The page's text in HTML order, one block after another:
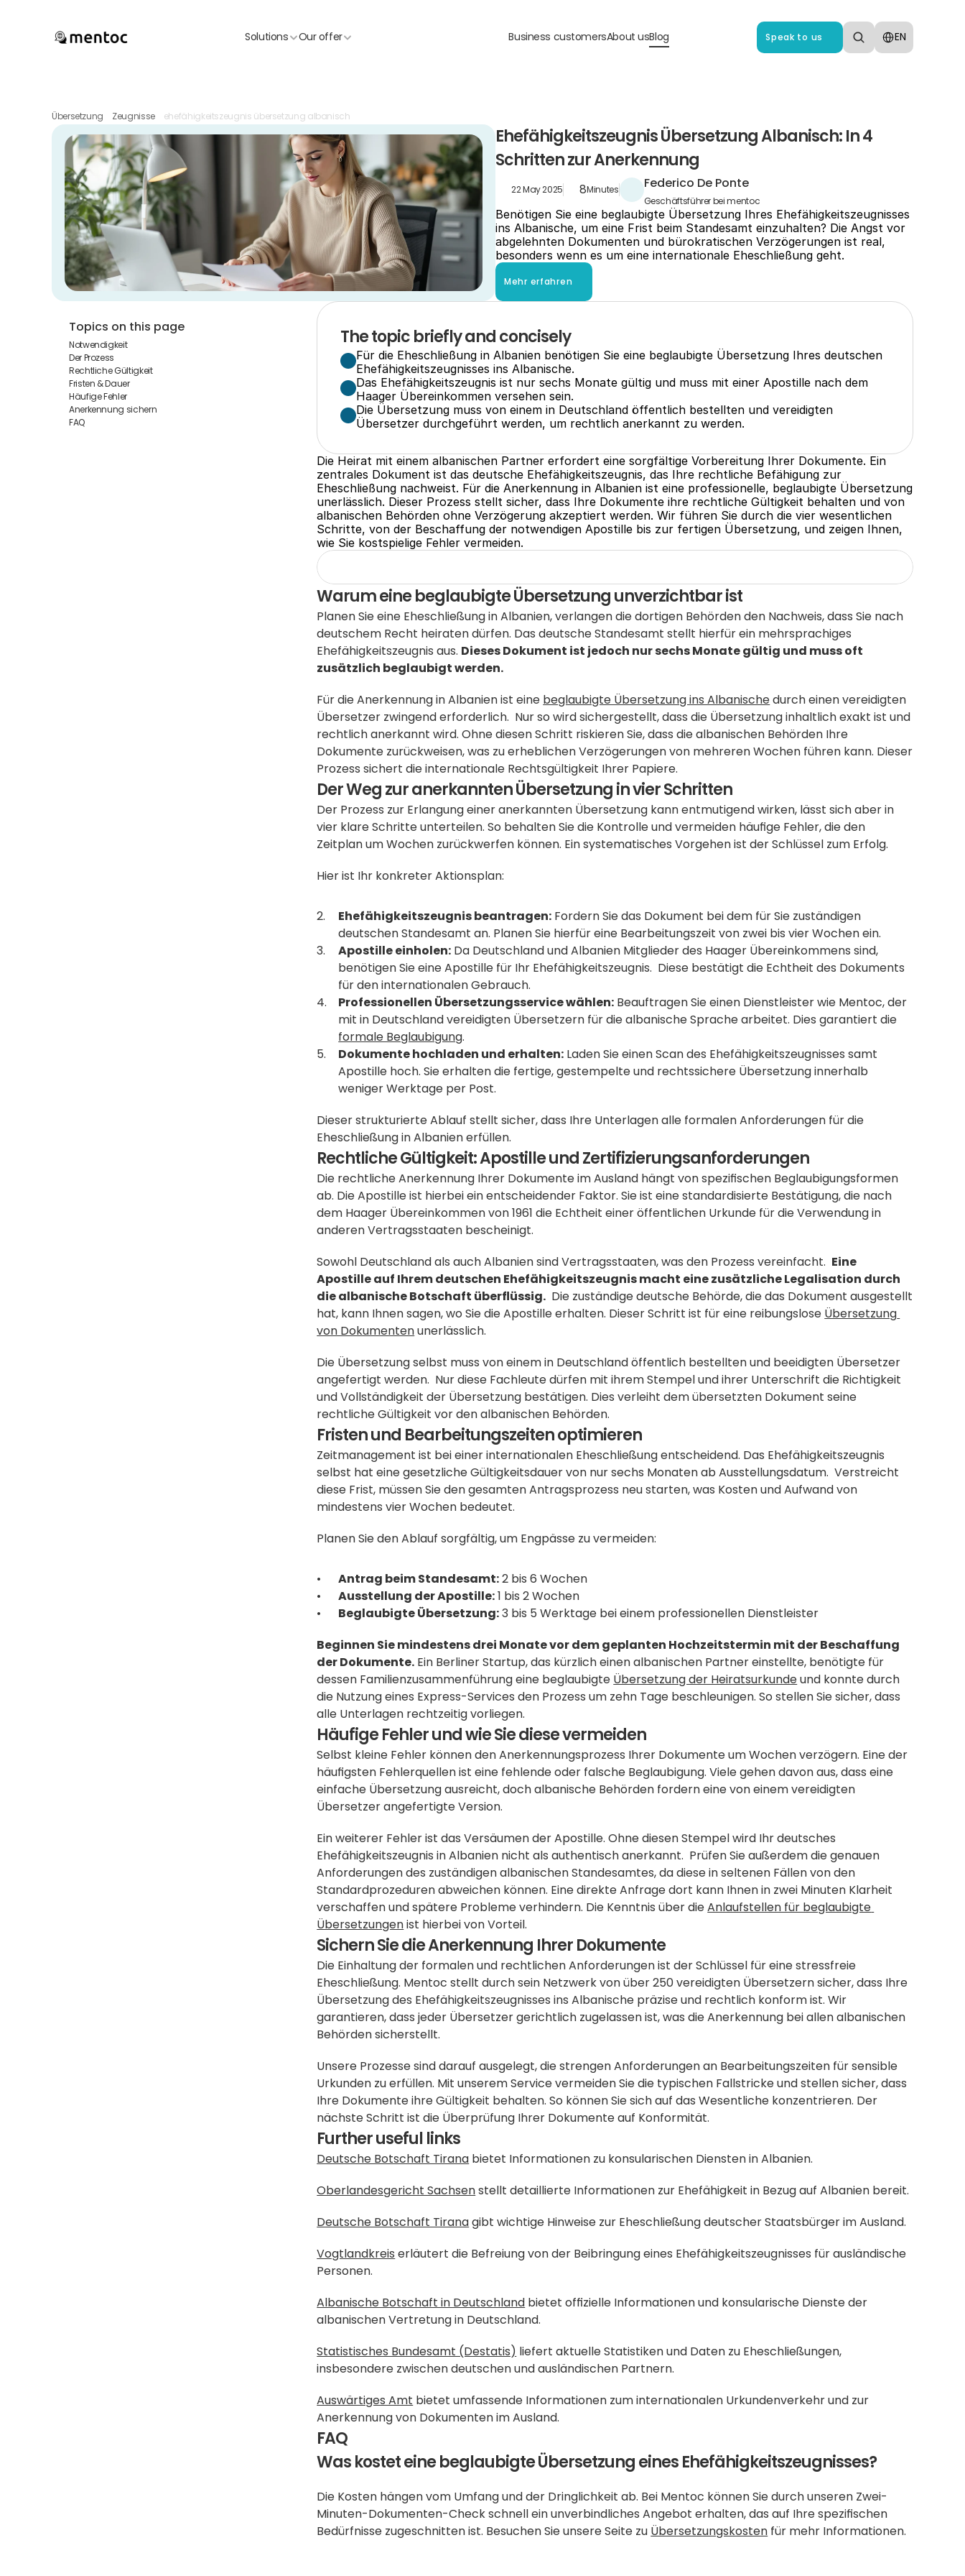
Solutions Our offer Business customersAbout usBlog Speak to us
Select Language
EN
Übersetzung Zeugnisse ehefähigkeitszeugnis übersetzung albanisch
Ehefähigkeitszeugnis Übersetzung Albanisch: In 4
Schritten zur Anerkennung
22 May 2025 8Minutes Federico De Ponte
Geschäftsführer bei mentoc
Benötigen Sie eine beglaubigte Übersetzung Ihres Ehefähigkeitszeugnisses
ins Albanische, um eine Frist beim Standesamt einzuhalten? Die Angst vor
abgelehnten Dokumenten und bürokratischen Verzögerungen ist real,
besonders wenn es um eine internationale Eheschließung geht.
Mehr erfahren
Topics on this page
Notwendigkeit
Der Prozess
Rechtliche Gültigkeit
Fristen & Dauer
Häufige Fehler
Anerkennung sichern
FAQ
The topic briefly and concisely
Für die Eheschließung in Albanien benötigen Sie eine beglaubigte Übersetzung Ihres deutschen
Ehefähigkeitszeugnisses ins Albanische.
Das Ehefähigkeitszeugnis ist nur sechs Monate gültig und muss mit einer Apostille nach dem
Haager Übereinkommen versehen sein.
Die Übersetzung muss von einem in Deutschland öffentlich bestellten und vereidigten
Übersetzer durchgeführt werden, um rechtlich anerkannt zu werden.
Die Heirat mit einem albanischen Partner erfordert eine sorgfältige Vorbereitung Ihrer Dokumente. Ein
zentrales Dokument ist das deutsche Ehefähigkeitszeugnis, das Ihre rechtliche Befähigung zur
Eheschließung nachweist. Für die Anerkennung in Albanien ist eine professionelle, beglaubigte Übersetzung
unerlässlich. Dieser Prozess stellt sicher, dass Ihre Dokumente ihre rechtliche Gültigkeit behalten und von
albanischen Behörden ohne Verzögerung akzeptiert werden. Wir führen Sie durch die vier wesentlichen
Schritte, von der Beschaffung der notwendigen Apostille bis zur fertigen Übersetzung, und zeigen Ihnen,
wie Sie kostspielige Fehler vermeiden.
Warum eine beglaubigte Übersetzung unverzichtbar ist
Planen Sie eine Eheschließung in Albanien, verlangen die dortigen Behörden den Nachweis, dass Sie nach
deutschem Recht heiraten dürfen. Das deutsche Standesamt stellt hierfür ein mehrsprachiges
Ehefähigkeitszeugnis aus. Dieses Dokument ist jedoch nur sechs Monate gültig und muss oft
zusätzlich beglaubigt werden.
Für die Anerkennung in Albanien ist eine beglaubigte Übersetzung ins Albanische durch einen vereidigten
Übersetzer zwingend erforderlich.  Nur so wird sichergestellt, dass die Übersetzung inhaltlich exakt ist und
rechtlich anerkannt wird. Ohne diesen Schritt riskieren Sie, dass die albanischen Behörden Ihre
Dokumente zurückweisen, was zu erheblichen Verzögerungen von mehreren Wochen führen kann. Dieser
Prozess sichert die internationale Rechtsgültigkeit Ihrer Papiere.
Der Weg zur anerkannten Übersetzung in vier Schritten
Der Prozess zur Erlangung einer anerkannten Übersetzung kann entmutigend wirken, lässt sich aber in
vier klare Schritte unterteilen. So behalten Sie die Kontrolle und vermeiden häufige Fehler, die den
Zeitplan um Wochen zurückwerfen können. Ein systematisches Vorgehen ist der Schlüssel zum Erfolg.
Hier ist Ihr konkreter Aktionsplan:
Ehefähigkeitszeugnis beantragen: Fordern Sie das Dokument bei dem für Sie zuständigen
deutschen Standesamt an. Planen Sie hierfür eine Bearbeitungszeit von zwei bis vier Wochen ein.
Apostille einholen: Da Deutschland und Albanien Mitglieder des Haager Übereinkommens sind,
benötigen Sie eine Apostille für Ihr Ehefähigkeitszeugnis.  Diese bestätigt die Echtheit des Dokuments
für den internationalen Gebrauch.
Professionellen Übersetzungsservice wählen: Beauftragen Sie einen Dienstleister wie Mentoc, der
formale Beglaubigung.
Dokumente hochladen und erhalten: Laden Sie einen Scan des Ehefähigkeitszeugnisses samt
Apostille hoch. Sie erhalten die fertige, gestempelte und rechtssichere Übersetzung innerhalb
weniger Werktage per Post.
Dieser strukturierte Ablauf stellt sicher, dass Ihre Unterlagen alle formalen Anforderungen für die
Eheschließung in Albanien erfüllen.
Rechtliche Gültigkeit: Apostille und Zertifizierungsanforderungen
Die rechtliche Anerkennung Ihrer Dokumente im Ausland hängt von spezifischen Beglaubigungsformen
ab. Die Apostille ist hierbei ein entscheidender Faktor. Sie ist eine standardisierte Bestätigung, die nach
dem Haager Übereinkommen von 1961 die Echtheit einer öffentlichen Urkunde für die Verwendung in
anderen Vertragsstaaten bescheinigt.
Sowohl Deutschland als auch Albanien sind Vertragsstaaten, was den Prozess vereinfacht. Eine
Apostille auf Ihrem deutschen Ehefähigkeitszeugnis macht eine zusätzliche Legalisation durch
die albanische Botschaft überflüssig.
  Die zuständige deutsche Behörde, die das Dokument ausgestellt
hat, kann Ihnen sagen, wo Sie die Apostille erhalten. Dieser Schritt ist für eine reibungslose Übersetzung
von Dokumenten unerlässlich.
Die Übersetzung selbst muss von einem in Deutschland öffentlich bestellten und beeidigten Übersetzer
angefertigt werden.  Nur diese Fachleute dürfen mit ihrem Stempel und ihrer Unterschrift die Richtigkeit
und Vollständigkeit der Übersetzung bestätigen. Dies verleiht dem übersetzten Dokument seine
rechtliche Gültigkeit vor den albanischen Behörden.
Fristen und Bearbeitungszeiten optimieren
Zeitmanagement ist bei einer internationalen Eheschließung entscheidend. Das Ehefähigkeitszeugnis
selbst hat eine gesetzliche Gültigkeitsdauer von nur sechs Monaten ab Ausstellungsdatum.  Verstreicht
diese Frist, müssen Sie den gesamten Antragsprozess neu starten, was Kosten und Aufwand von
mindestens vier Wochen bedeutet.
Planen Sie den Ablauf sorgfältig, um Engpässe zu vermeiden:
Antrag beim Standesamt: 2 bis 6 Wochen
Ausstellung der Apostille: 1 bis 2 Wochen
Beglaubigte Übersetzung: 3 bis 5 Werktage bei einem professionellen Dienstleister
Beginnen Sie mindestens drei Monate vor dem geplanten Hochzeitstermin mit der Beschaffung
der Dokumente. Ein Berliner Startup, das kürzlich einen albanischen Partner einstellte, benötigte für
dessen Familienzusammenführung eine beglaubigte Übersetzung der Heiratsurkunde und konnte durch
die Nutzung eines Express-Services den Prozess um zehn Tage beschleunigen. So stellen Sie sicher, dass
alle Unterlagen rechtzeitig vorliegen.
Häufige Fehler und wie Sie diese vermeiden
Selbst kleine Fehler können den Anerkennungsprozess Ihrer Dokumente um Wochen verzögern. Eine der
häufigsten Fehlerquellen ist eine fehlende oder falsche Beglaubigung. Viele gehen davon aus, dass eine
einfache Übersetzung ausreicht, doch albanische Behörden fordern eine von einem vereidigten
Übersetzer angefertigte Version.
Ein weiterer Fehler ist das Versäumen der Apostille. Ohne diesen Stempel wird Ihr deutsches
Ehefähigkeitszeugnis in Albanien nicht als authentisch anerkannt.  Prüfen Sie außerdem die genauen
Anforderungen des zuständigen albanischen Standesamtes, da diese in seltenen Fällen von den
Standardprozeduren abweichen können. Eine direkte Anfrage dort kann Ihnen in zwei Minuten Klarheit
verschaffen und spätere Probleme verhindern. Die Kenntnis über die Anlaufstellen für beglaubigte
Übersetzungen ist hierbei von Vorteil.
Sichern Sie die Anerkennung Ihrer Dokumente
Die Einhaltung der formalen und rechtlichen Anforderungen ist der Schlüssel für eine stressfreie
Eheschließung. Mentoc stellt durch sein Netzwerk von über 250 vereidigten Übersetzern sicher, dass Ihre
Übersetzung des Ehefähigkeitszeugnisses ins Albanische präzise und rechtlich konform ist. Wir
garantieren, dass jeder Übersetzer gerichtlich zugelassen ist, was die Anerkennung bei allen albanischen
Behörden sicherstellt.
Unsere Prozesse sind darauf ausgelegt, die strengen Anforderungen an Bearbeitungszeiten für sensible
Urkunden zu erfüllen. Mit unserem Service vermeiden Sie die typischen Fallstricke und stellen sicher, dass
Ihre Dokumente ihre Gültigkeit behalten. So können Sie sich auf das Wesentliche konzentrieren. Der
nächste Schritt ist die Überprüfung Ihrer Dokumente auf Konformität.
Further useful links
Deutsche Botschaft Tirana bietet Informationen zu konsularischen Diensten in Albanien.
Oberlandesgericht Sachsen stellt detaillierte Informationen zur Ehefähigkeit in Bezug auf Albanien bereit.
Deutsche Botschaft Tirana gibt wichtige Hinweise zur Eheschließung deutscher Staatsbürger im Ausland.
Vogtlandkreis erläutert die Befreiung von der Beibringung eines Ehefähigkeitszeugnisses für ausländische
Personen.
Albanische Botschaft in Deutschland bietet offizielle Informationen und konsularische Dienste der
albanischen Vertretung in Deutschland.
Statistisches Bundesamt (Destatis) liefert aktuelle Statistiken und Daten zu Eheschließungen,
insbesondere zwischen deutschen und ausländischen Partnern.
Auswärtiges Amt bietet umfassende Informationen zum internationalen Urkundenverkehr und zur
Anerkennung von Dokumenten im Ausland.
FAQ
Was kostet eine beglaubigte Übersetzung eines Ehefähigkeitszeugnisses?
Die Kosten hängen vom Umfang und der Dringlichkeit ab. Bei Mentoc können Sie durch unseren Zwei-
Minuten-Dokumenten-Check schnell ein unverbindliches Angebot erhalten, das auf Ihre spezifischen
Bedürfnisse zugeschnitten ist. Besuchen Sie unsere Seite zu Übersetzungskosten für mehr Informationen.